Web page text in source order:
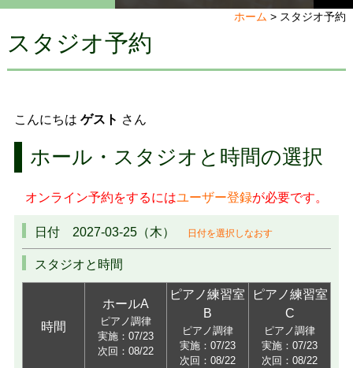
ホーム > スタジオ予約
スタジオ予約
こんにちは ゲスト さん
ホール・スタジオと時間の選択
オンライン予約をするにはユーザー登録が必要です。
日付 2027-03-25（木） 日付を選択しなおす
スタジオと時間
時間
ホールA
ピアノ調律
実施：07/23
次回：08/22
ピアノ練習室
B
ピアノ調律
実施：07/23
次回：08/22
ピアノ練習室
C
ピアノ調律
実施：07/23
次回：08/22